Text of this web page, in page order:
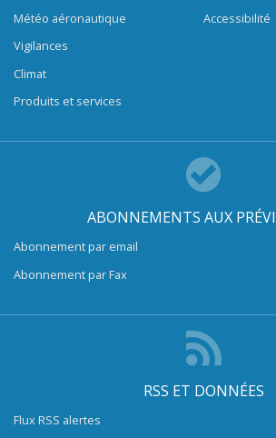
Météo aéronautique
Vigilances
Climat
Produits et services
Accessibilité
ABONNEMENTS AUX
Abonnement par email
Abonnement par Fax
RSS ET DONNÉES
Flux RSS alertes